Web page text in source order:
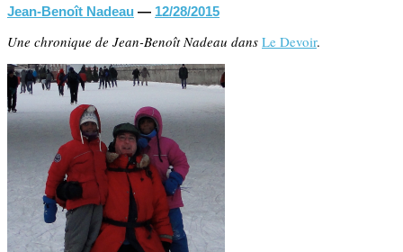
Jean-Benoît Nadeau — 12/28/2015
Une chronique de Jean-Benoît Nadeau dans Le Devoir.